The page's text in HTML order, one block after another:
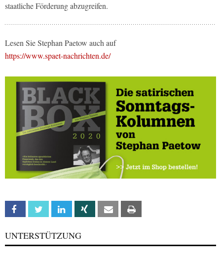
staatliche Förderung abzugreifen.
Lesen Sie Stephan Paetow auch auf
https://www.spaet-nachrichten.de/
Facebook Twitter Linkedin Xing Email
UNTERSTÜTZUNG